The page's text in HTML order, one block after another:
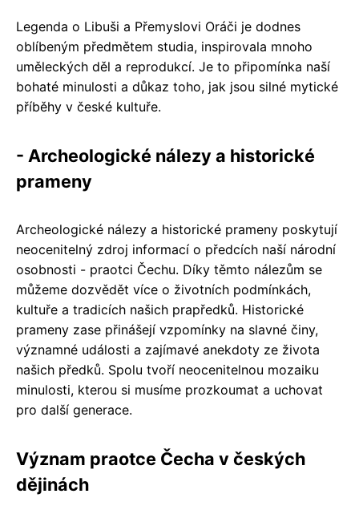
Legenda o Libuši a Přemyslovi Oráči je dodnes
oblíbeným předmětem studia, inspirovala mnoho
uměleckých děl a reprodukcí. Je to připomínka naší
bohaté minulosti a důkaz toho, jak jsou silné mytické
příběhy v české kultuře.
- Archeologické nálezy a historické
prameny
Archeologické nálezy a historické prameny poskytují
neocenitelný zdroj informací o předcích naší národní
osobnosti - praotci Čechu. Díky těmto nálezům se
můžeme dozvědět více o životních podmínkách,
kultuře a tradicích našich prapředků. Historické
prameny zase přinášejí vzpomínky na slavné činy,
významné události a zajímavé anekdoty ze života
našich předků. Spolu tvoří neocenitelnou mozaiku
minulosti, kterou si musíme prozkoumat a uchovat
pro další generace.
Význam praotce Čecha v českých
dějinách